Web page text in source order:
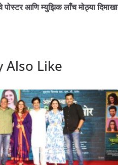
पोस्टर आणि म्युझिक लाँच मोठ्या
Also Like